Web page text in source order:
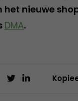
nieuwe
DMA.